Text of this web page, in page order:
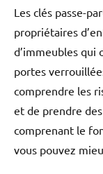
Les clés passe-
propriétaires
d’immeubles qui
portes
comprendre les
et de prendre
comprenant le
vous pouvez